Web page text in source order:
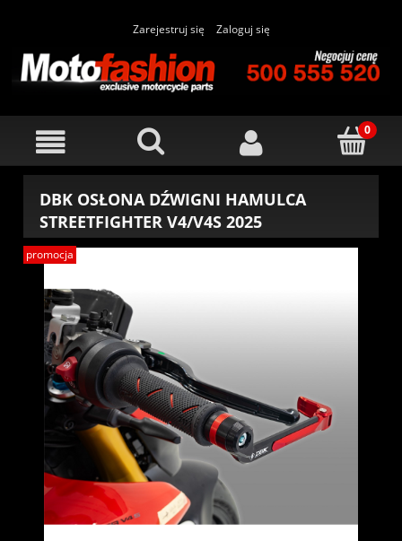
Zarejestruj się Zaloguj się
DBK OSŁONA DŹWIGNI HAMULCA
STREETFIGHTER V4/V4S 2025
promocja